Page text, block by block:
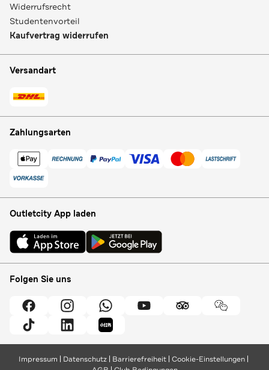
Widerrufsrecht
Studentenvorteil
Kaufvertrag widerrufen
Versandart
Zahlungsarten
Outletcity App laden
Folgen Sie uns
Impressum Datenschutz Barrierefreiheit Cookie-Einstellungen